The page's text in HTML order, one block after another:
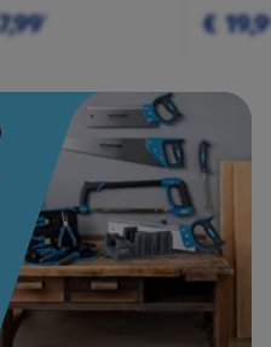
¹ €